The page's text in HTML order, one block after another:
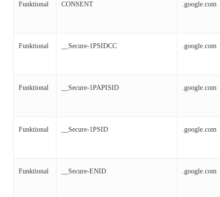
Funktional CONSENT .google.com
Funktional __Secure-1PSIDCC .google.com
Funktional __Secure-1PAPISID .google.com
Funktional __Secure-1PSID .google.com
Funktional __Secure-ENID .google.com